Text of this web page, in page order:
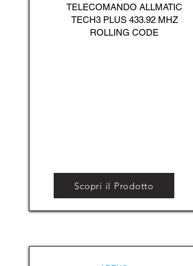
TELECOMANDO ALLMATIC
TECH3 PLUS 433.92 MHZ
ROLLING CODE
Scopri il Prodotto